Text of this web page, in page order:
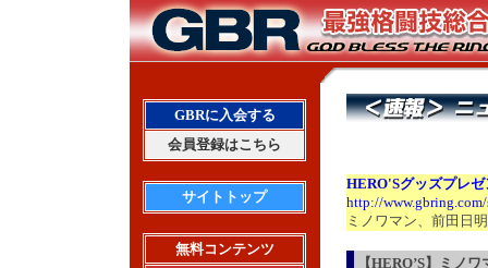
GBRに入会する
会員登録はこちら
サイトトップ
無料コンテンツ
HERO'Sグッズプレ
http://
ミノワマン、前田日
【HERO’S】ミノ